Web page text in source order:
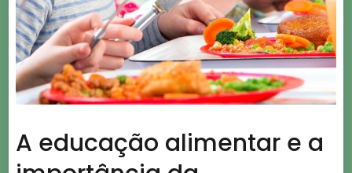
A educação alimentar e a